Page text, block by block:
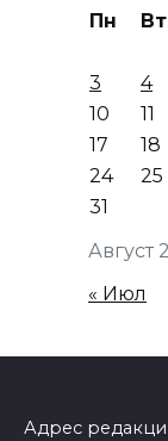
Август
Пн Вт
3
4
10
11
17
18
24
25
31
« Июл
Адрес